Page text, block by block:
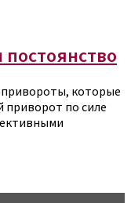
привороты, которые
приворот по силе